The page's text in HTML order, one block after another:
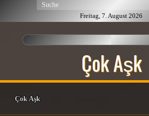
Freitag, 7. August 2026
Çok Aşk
Çok Aşk